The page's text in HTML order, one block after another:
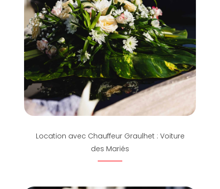
Location avec Chauffeur Graulhet : Voiture
des Mariés